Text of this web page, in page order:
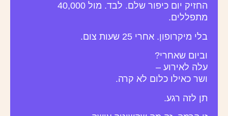
החזיק יום כיפור שלם. לבד. מול 40,000
מתפללים.
בלי מיקרופון. אחרי 25 שעות צום.
וביום שאחרי?
עלה לאירוע –
ושר כאילו כלום לא קרה.
תן לזה רגע.